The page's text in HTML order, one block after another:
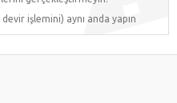
işlemini) aynı anda yapın